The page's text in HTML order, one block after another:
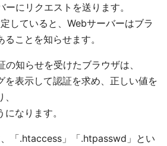
にリクエストを送ります。
していると、Webサーバーはブラ
ことを知らせます。
知らせを受けたブラウザは、
を表示して認証を求め、正しい値を
なります。
「.htaccess」「.htpasswd」とい